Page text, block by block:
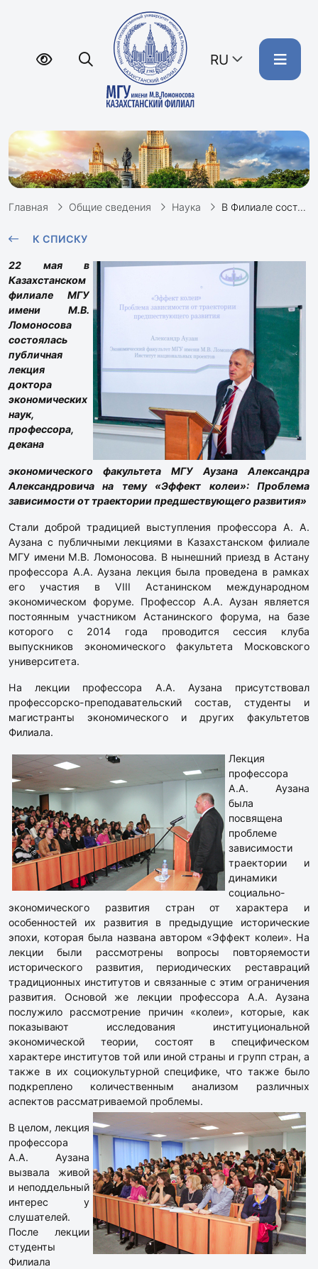
RU
Главная Общие сведения Наука В Филиале состоялась публичная лекция д-ра экон. наук, профессора, декана экономического факультета МГУ Аузана А.А. на тему «Эффект колеи»: Проблема зависимости от траектории предшествующего развития»
К СПИСКУ
22 мая в
Казахстанском
филиале МГУ
имени М.В.
Ломоносова
состоялась
публичная
лекция
доктора
экономических
наук,
профессора,
декана
экономического факультета МГУ Аузана Александра
Александровича на тему «Эффект колеи»: Проблема
зависимости от траектории предшествующего развития»
Стали доброй традицией выступления профессора А. А.
Аузана с публичными лекциями в Казахстанском филиале
МГУ имени М.В. Ломоносова. В нынешний приезд в Астану
профессора А.А. Аузана лекция была проведена в рамках
его участия в VIII Астанинском международном
экономическом форуме. Профессор А.А. Аузан является
постоянным участником Астанинского форума, на базе
которого с 2014 года проводится сессия клуба
выпускников экономического факультета Московского
университета.
На лекции профессора А.А. Аузана присутствовал
профессорско-преподавательский состав, студенты и
магистранты экономического и других факультетов
Филиала.
Лекция
профессора
А.А. Аузана
была
посвящена
проблеме
зависимости
траектории и
динамики
социально-
экономического развития стран от характера и
особенностей их развития в предыдущие исторические
эпохи, которая была названа автором «Эффект колеи». На
лекции были рассмотрены вопросы повторяемости
исторического развития, периодических реставраций
традиционных институтов и связанные с этим ограничения
развития. Основой же лекции профессора А.А. Аузана
послужило рассмотрение причин «колеи», которые, как
показывают исследования институциональной
экономической теории, состоят в специфическом
характере институтов той или иной страны и групп стран, а
также в их социокультурной специфике, что также было
подкреплено количественным анализом различных
аспектов рассматриваемой проблемы.
В целом, лекция
профессора
А.А. Аузана
вызвала живой
и неподдельный
интерес у
слушателей.
После лекции
студенты
Филиала